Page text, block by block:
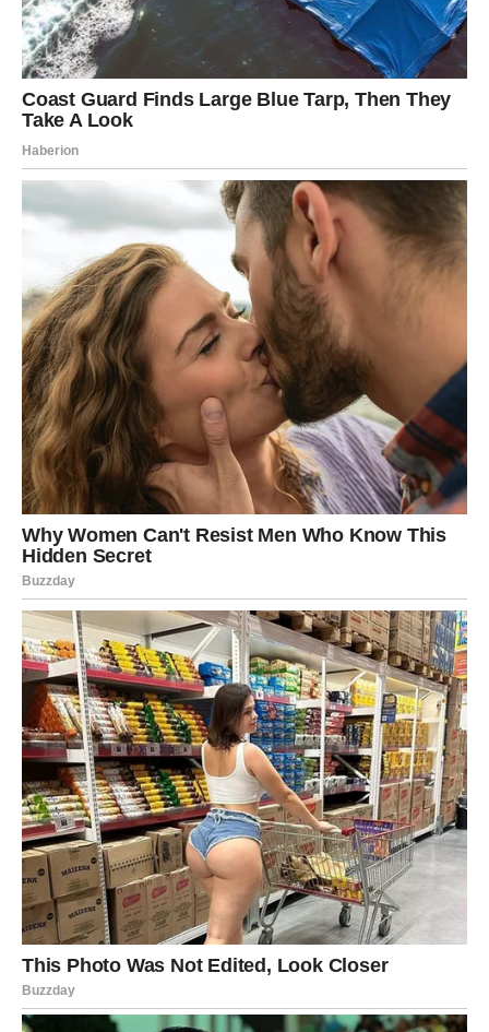
Ribe su često sklone da sumnjaju u sebe, posebno kada
se planovi ne odvijaju onako kako su zamislile.
Međutim, datum 7.7. pokazuje da univerzum ima drugačiji
Moguće su veoma lepe vesti vezane za posao, porodicu
ili ljubav.
Jedan razgovor mogao bi promeniti tok cele godine.
Finansijska situacija postaje mnogo stabilnija.
Ljubav donosi osećaj sigurnosti koji vam je dugo
nedostajao.
Slobodne Ribe imaju velike šanse da upoznaju osobu sa
kojom će odmah osetiti posebnu povezanost.
Oni koji su već u vezi rešavaju stare nesuglasice i ulaze u
mnogo srećniji period.
Vaša intuicija vodi vas pravo ka sreći.